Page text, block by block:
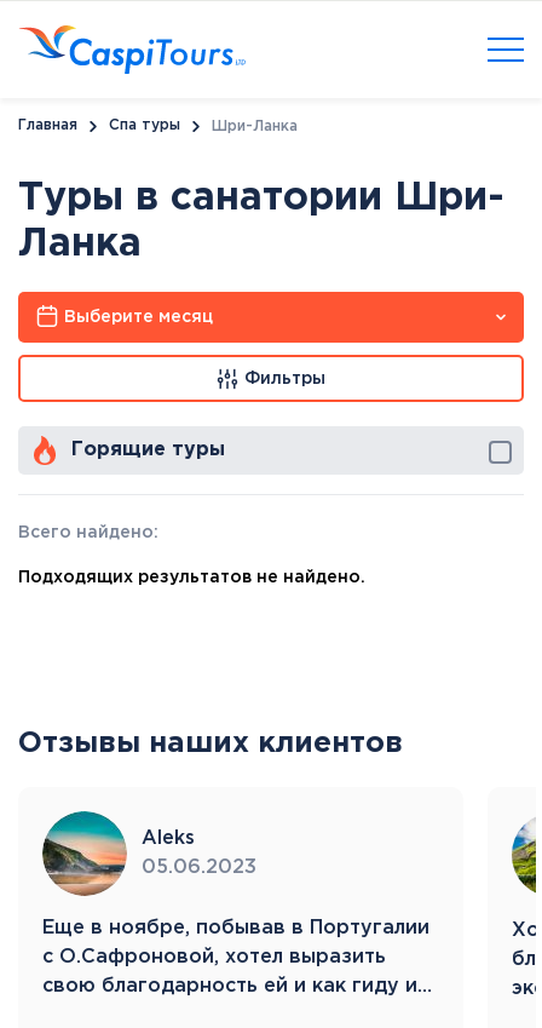
Главная Спа туры Шри-Ланка
Туры в санатории Шри-
Ланка
Выберите месяц
Фильтры
Горящие туры
Всего найдено:
Подходящих результатов не найдено.
Отзывы наших клиентов
Aleks
05.06.2023
Eще в ноябре, побывав в Португалии
с О.Сафроновой, хотел выразить
свою благодарность ей и как гиду и…